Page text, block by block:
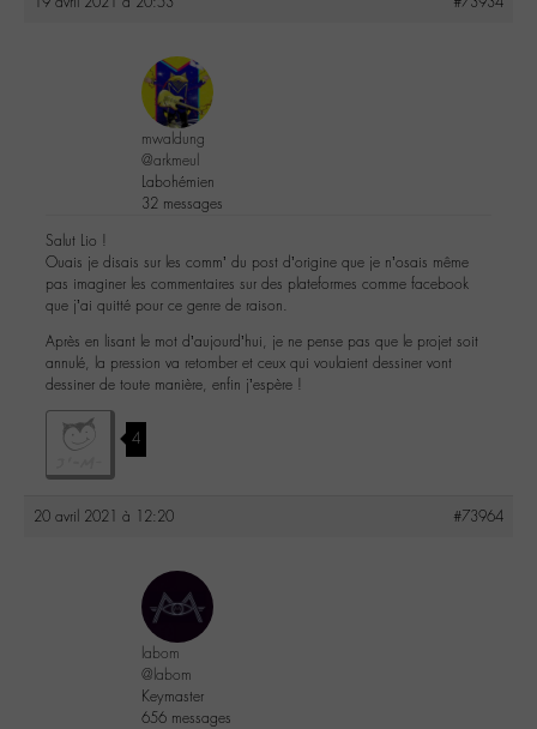
mwaldung
@arkmeul
Labohémien
32 messages
Salut Lio !
Ouais je disais sur les comm’ du post d’origine que je n’osais même
pas imaginer les commentaires sur des plateformes comme facebook
que j’ai quitté pour ce genre de raison.
Après en lisant le mot d’aujourd’hui, je ne pense pas que le projet soit
annulé, la pression va retomber et ceux qui voulaient dessiner vont
dessiner de toute manière, enfin j’espère !
4
20 avril 2021 à 12:20 #73964
labom
@labom
Keymaster
656 messages